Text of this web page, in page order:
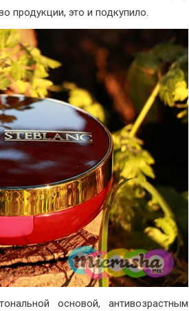
продукции, это и подкупило.
основой, антивозрастным